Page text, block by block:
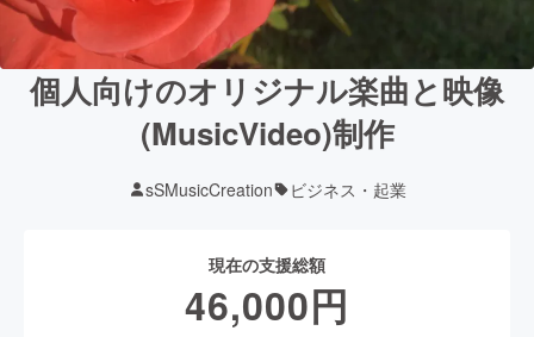
個人向けのオリジナル楽曲と映像
(MusicVideo)制作
sSMusicCreation ビジネス・起業
現在の支援総額
46,000円